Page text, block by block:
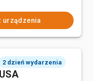
urządzenia
2 dzień wydarzenia